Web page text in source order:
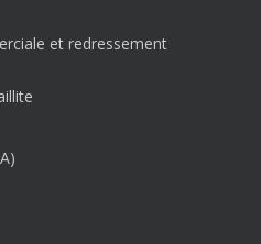
et redressement